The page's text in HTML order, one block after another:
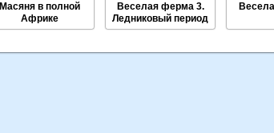
Масяня в полной
Африке
Веселая ферма 3.
Ледниковый период